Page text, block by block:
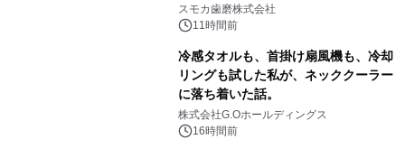
始！
スモカ歯磨株式会社
11時間前
冷感タオルも、首掛け扇風機も、冷却
リングも試した私が、ネッククーラー
に落ち着いた話。
株式会社G.Oホールディングス
16時間前